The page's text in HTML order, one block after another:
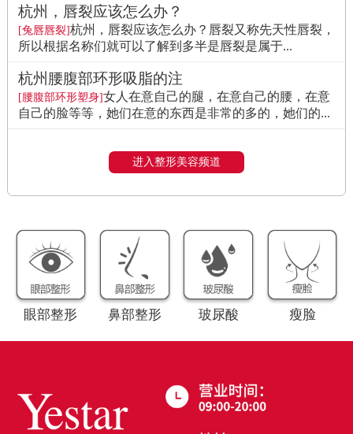
杭州，唇裂应该怎么办？
[兔唇唇裂]杭州，唇裂应该怎么办？唇裂又称先天性唇裂，
所以根据名称们就可以了解到多半是唇裂是属于...
杭州腰腹部环形吸脂的注
[腰腹部环形塑身]女人在意自己的腿，在意自己的腰，在意
自己的脸等等，她们在意的东西是非常的多的，她们的...
进入整形美容频道
眼部整形 鼻部整形 玻尿酸 瘦脸